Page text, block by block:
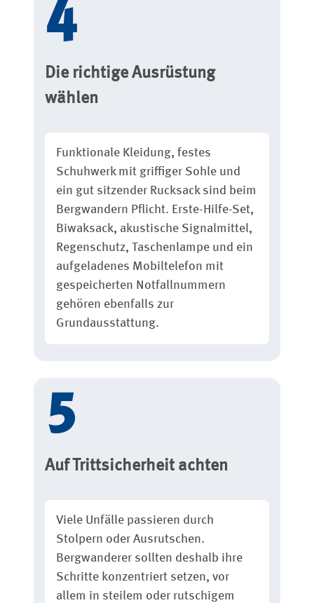
Die richtige Ausrüstung
wählen
Funktionale Kleidung, festes
Schuhwerk mit griffiger Sohle und
ein gut sitzender Rucksack sind beim
Bergwandern Pflicht. Erste-Hilfe-Set,
Biwaksack, akustische Signalmittel,
Regenschutz, Taschenlampe und ein
aufgeladenes Mobiltelefon mit
gespeicherten Notfallnummern
gehören ebenfalls zur
Grundausstattung.
Auf Trittsicherheit achten
Viele Unfälle passieren durch
Stolpern oder Ausrutschen.
Bergwanderer sollten deshalb ihre
Schritte konzentriert setzen, vor
allem in steilem oder rutschigem